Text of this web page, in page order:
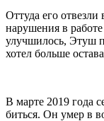
Оттуда его
нарушения в
улучшилось, Этуш
хотел больше
В марте 2019 года
биться. Он умер в